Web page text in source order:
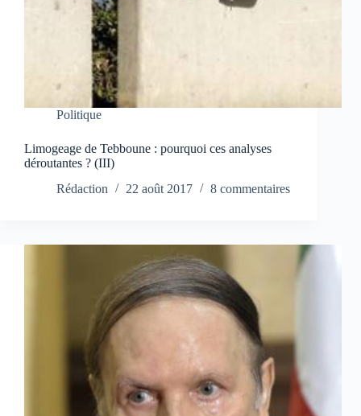
Politique
Limogeage de Tebboune : pourquoi ces analyses
déroutantes ? (III)
Rédaction
22 août 2017 8 commentaires